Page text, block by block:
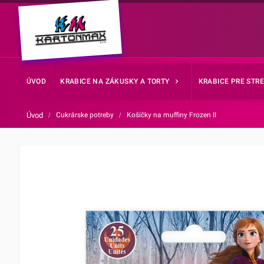
ÚVOD KRABICE NA ZÁKUSKY A TORTY KRABICE PRE
Úvod / Cukrárske potreby / Košíčky na muffiny Frozen II